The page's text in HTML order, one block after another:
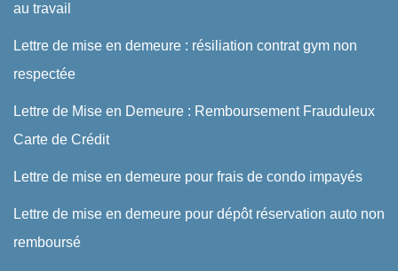
au travail
Lettre de mise en demeure : résiliation contrat gym non
respectée
Lettre de Mise en Demeure : Remboursement Frauduleux
Carte de Crédit
Lettre de mise en demeure pour frais de condo impayés
Lettre de mise en demeure pour dépôt réservation auto non
remboursé